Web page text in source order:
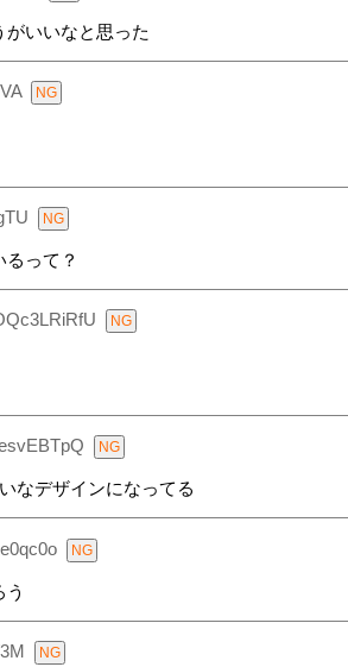
いいなと思った
って？
なデザインになってる